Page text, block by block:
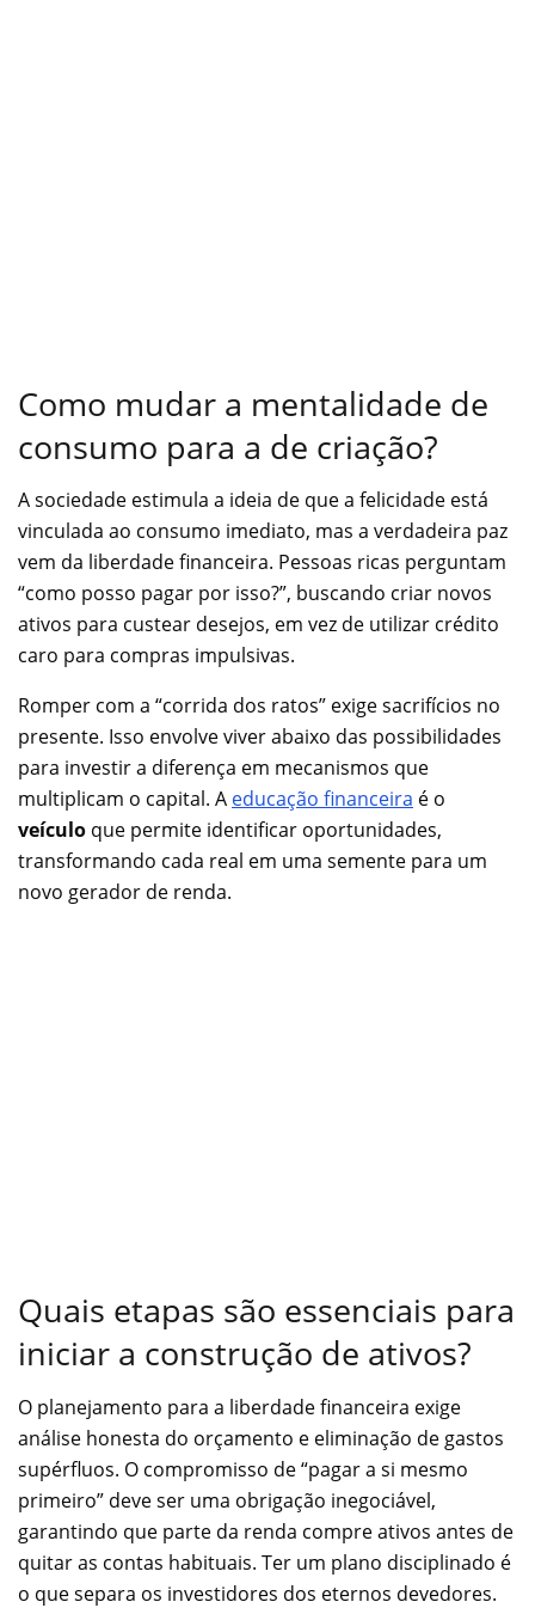
Como mudar a mentalidade de
consumo para a de criação?
A sociedade estimula a ideia de que a felicidade está
vinculada ao consumo imediato, mas a verdadeira paz
vem da liberdade financeira. Pessoas ricas perguntam
“como posso pagar por isso?”, buscando criar novos
ativos para custear desejos, em vez de utilizar crédito
caro para compras impulsivas.
Romper com a “corrida dos ratos” exige sacrifícios no
presente. Isso envolve viver abaixo das possibilidades
para investir a diferença em mecanismos que
multiplicam o capital. A educação financeira é o
veículo que permite identificar oportunidades,
transformando cada real em uma semente para um
novo gerador de renda.
Quais etapas são essenciais para
iniciar a construção de ativos?
O planejamento para a liberdade financeira exige
análise honesta do orçamento e eliminação de gastos
supérfluos. O compromisso de “pagar a si mesmo
primeiro” deve ser uma obrigação inegociável,
garantindo que parte da renda compre ativos antes de
quitar as contas habituais. Ter um plano disciplinado é
o que separa os investidores dos eternos devedores.